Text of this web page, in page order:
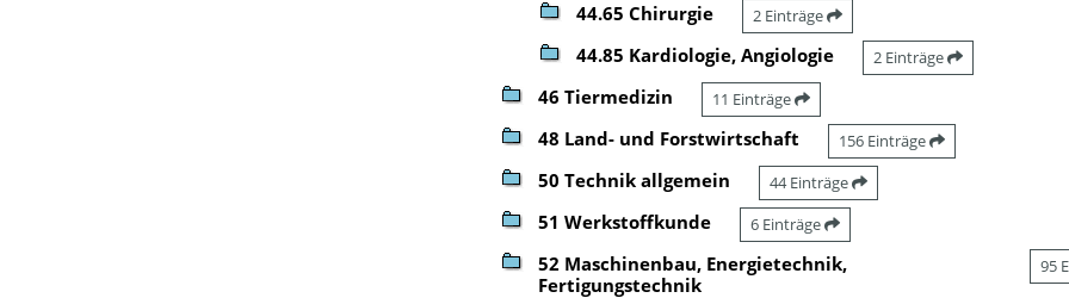
44.65 Chirurgie 2 Einträge
44.85 Kardiologie, Angiologie 2 Einträge
46 Tiermedizin 11 Einträge
48 Land- und Forstwirtschaft 156 Einträge
50 Technik allgemein 44 Einträge
51 Werkstoffkunde 6 Einträge
52 Maschinenbau, Energietechnik,
Fertigungstechnik
95